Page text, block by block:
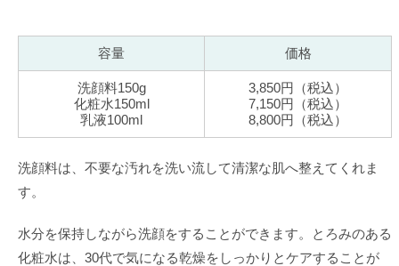
容量 価格
洗顔料150g
化粧水150ml
乳液100ml
3,850円（税込）
7,150円（税込）
8,800円（税込）
洗顔料は、不要な汚れを洗い流して清潔な肌へ整えてくれま
す。
水分を保持しながら洗顔をすることができます。とろみのある
化粧水は、30代で気になる乾燥をしっかりとケアすることが